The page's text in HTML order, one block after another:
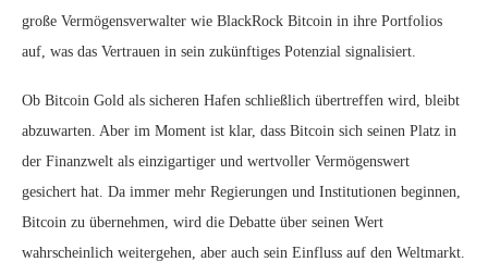
große Vermögensverwalter wie BlackRock Bitcoin in ihre Portfolios
auf, was das Vertrauen in sein zukünftiges Potenzial signalisiert.
Ob Bitcoin Gold als sicheren Hafen schließlich übertreffen wird, bleibt
abzuwarten. Aber im Moment ist klar, dass Bitcoin sich seinen Platz in
der Finanzwelt als einzigartiger und wertvoller Vermögenswert
gesichert hat. Da immer mehr Regierungen und Institutionen beginnen,
Bitcoin zu übernehmen, wird die Debatte über seinen Wert
wahrscheinlich weitergehen, aber auch sein Einfluss auf den Weltmarkt.